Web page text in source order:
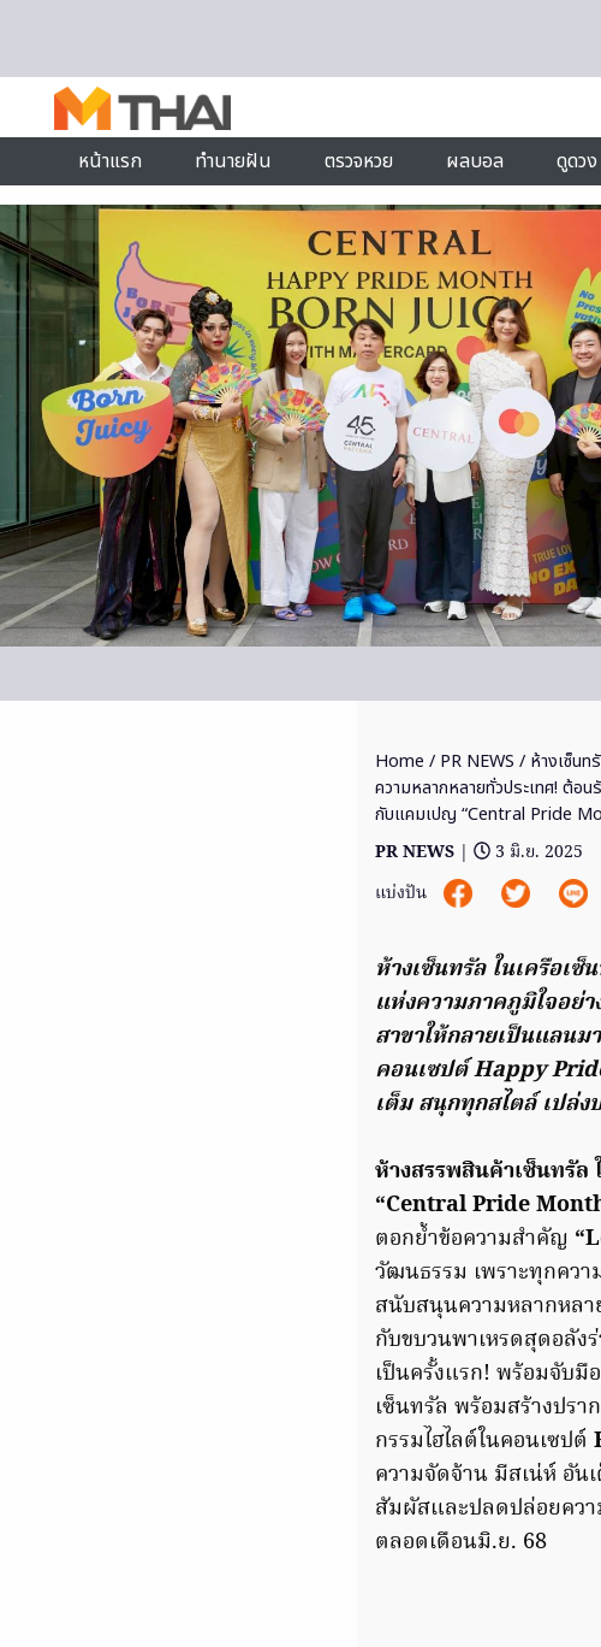
หน้าแรก
ทำนายฝัน ตรวจหวย ผลบอล ดูดวง
Home / PR NEWS / ห้างเซ็นท
ความหลากหลายทั่วประเทศ! ต้อ
กับแคมเปญ “Central Pride
PR NEWS |
3 มิ.ย. 2025
แบ่งปัน
ห้างเซ็นทรัล ในเครือเ
แห่งความภาคภูมิใจอย่
สาขาให้กลายเป็นแลน
คอนเซปต์ Happy
เต็ม สนุกทุกสไตล์ เปล่
ห้างสรรพสินค้าเซ็นทรัล
“Central Pride
ตอกย้ำข้อความสำคัญ
วัฒนธรรม เพราะทุกคว
สนับสนุนความหลากหลา
กับขบวนพาเหรดสุดอลัง
เป็นครั้งแรก! พร้อมจับมือ
เซ็นทรัล พร้อมสร้างปร
กรรมไฮไลต์ในคอนเซปต์
ความจัดจ้าน มีสเน่ห์ อัน
สัมผัสและปลดปล่อยควา
ตลอดเดือนมิ.ย. 68